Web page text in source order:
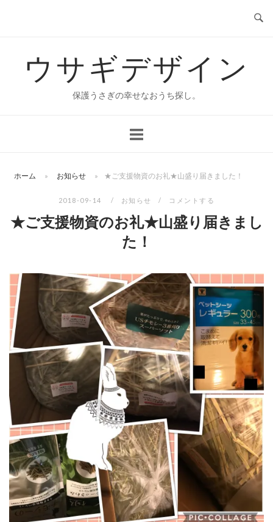
ウサギデザイン
保護うさぎの幸せなおうち探し。
ホーム » お知らせ » ★ご支援物資のお礼★山盛り届きました！
2018-09-14 お知らせ コメントする
★ご支援物資のお礼★山盛り届きまし
た！